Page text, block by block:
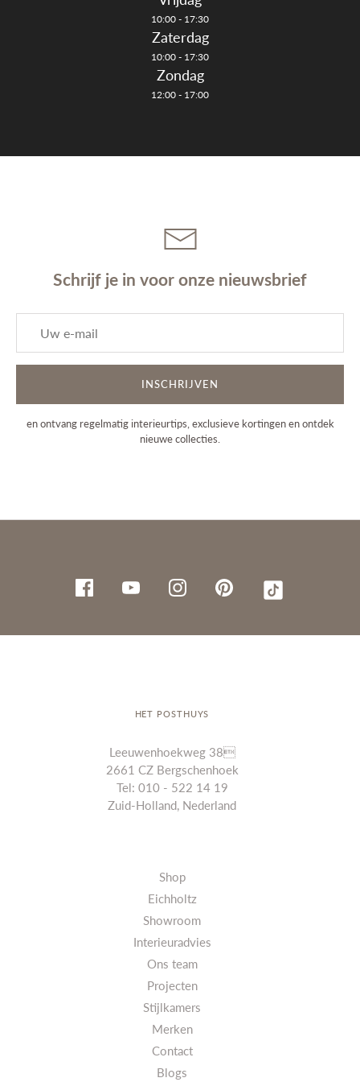
10:00 - 17:30
Zaterdag
10:00 - 17:30
Zondag
12:00 - 17:00
Schrijf je in voor onze nieuwsbrief
INSCHRIJVEN
en ontvang regelmatig interieurtips, exclusieve kortingen en ontdek
nieuwe collecties.
HET POSTHUYS
Leeuwenhoekweg 38
2661 CZ Bergschenhoek
Tel: 010 - 522 14 19
Zuid-Holland, Nederland
Shop
Eichholtz
Showroom
Interieuradvies
Ons team
Projecten
Stijlkamers
Merken
Contact
Blogs